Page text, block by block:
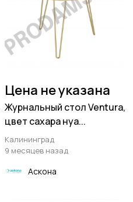
Цена не указана
Журнальный стол Ventura,
цвет сахара нуа...
Калининград
9 месяцев назад
Аскона